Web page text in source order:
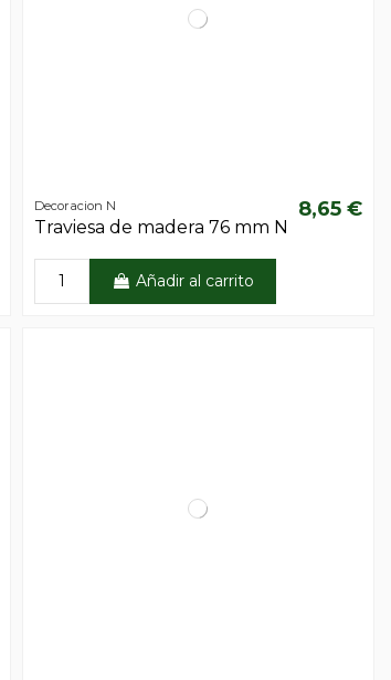
Decoracion N
Traviesa de madera 76 mm N
8,65 €
Añadir al carrito